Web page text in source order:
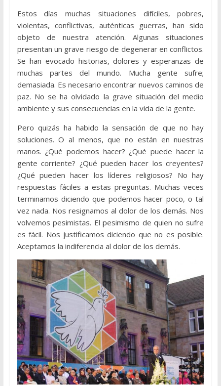
Estos días muchas situaciones difíciles, pobres,
violentas, conflictivas, auténticas guerras, han sido
objeto de nuestra atención. Algunas situaciones
presentan un grave riesgo de degenerar en conflictos.
Se han evocado historias, dolores y esperanzas de
muchas partes del mundo. Mucha gente sufre;
demasiada. Es necesario encontrar nuevos caminos de
paz. No se ha olvidado la grave situación del medio
ambiente y sus consecuencias en la vida de la gente.
Pero quizás ha habido la sensación de que no hay
soluciones. O al menos, que no están en nuestras
manos. ¿Qué podemos hacer? ¿Qué puede hacer la
gente corriente? ¿Qué pueden hacer los creyentes?
¿Qué pueden hacer los líderes religiosos? No hay
respuestas fáciles a estas preguntas. Muchas veces
terminamos diciendo que podemos hacer poco, o tal
vez nada. Nos resignamos al dolor de los demás. Nos
volvemos pesimistas. El pesimismo de quien no sufre
es fácil. Nos justificamos diciendo que no es posible.
Aceptamos la indiferencia al dolor de los demás.